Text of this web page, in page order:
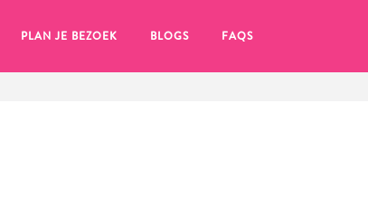
PLAN JE BEZOEK BLOGS FAQS